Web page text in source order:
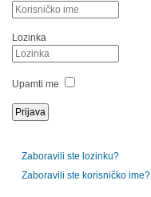
Lozinka
Upamti me
Zaboravili ste lozinku?
Zaboravili ste korisničko ime?